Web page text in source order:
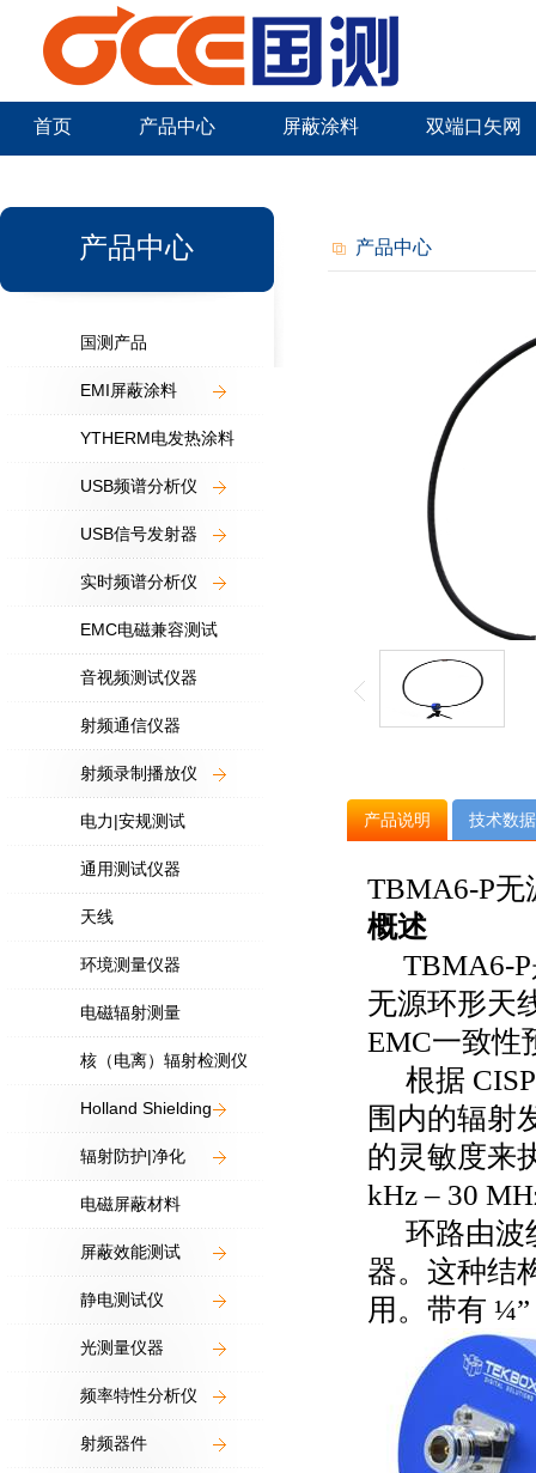
首页 产品中心 屏蔽涂料 双端口矢网
产品中心
国测产品
EMI屏蔽涂料
YTHERM电发热涂料
USB频谱分析仪
USB信号发射器
实时频谱分析仪
EMC电磁兼容测试
音视频测试仪器
射频通信仪器
射频录制播放仪
电力|安规测试
通用测试仪器
天线
环境测量仪器
电磁辐射测量
核（电离）辐射检测仪
Holland Shielding
辐射防护|净化
电磁屏蔽材料
屏蔽效能测试
静电测试仪
光测量仪器
频率特性分析仪
射频器件
产品中心
产品说明 技术数据
TBMA6-P无
概述
TBMA6-P
无源环形天
EMC一致性
根据
围内的辐射
的灵敏度来
kHz – 30
环路由波
器。这种结
用。带有 ¼”